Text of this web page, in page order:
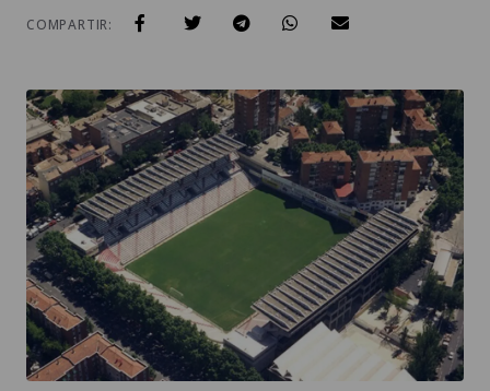
COMPARTIR: